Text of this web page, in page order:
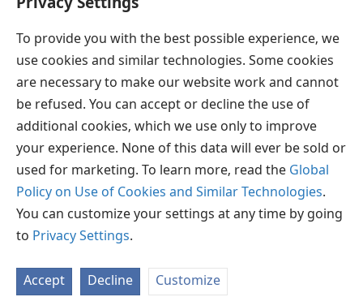
Privacy Settings
To provide you with the best possible experience, we
use cookies and similar technologies. Some cookies
are necessary to make our website work and cannot
be refused. You can accept or decline the use of
additional cookies, which we use only to improve
your experience. None of this data will ever be sold or
used for marketing. To learn more, read the Global
Policy on Use of Cookies and Similar Technologies.
You can customize your settings at any time by going
to Privacy Settings.
Accept Decline Customize
விருப்பங்கள்
Copyright
© 2026 Watch Tower Bible and Tract Society of Pennsylvania
ப்ரைவசி செட்டிங்
உள்நுழையவும்